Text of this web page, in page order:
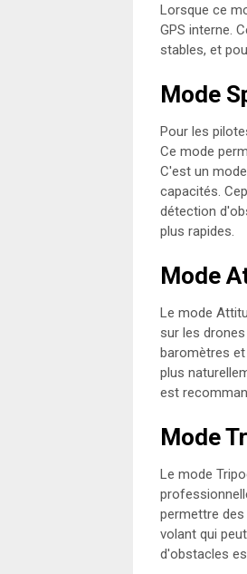
Lorsque ce
GPS interne.
stables, et
Mode
Pour les
Ce mode
C'est un
capacités.
détection
plus rapides.
Mode
Le mode
sur les
baromètres
plus
est
Mode
Le mode
permettre
volant qui
d'obstacles